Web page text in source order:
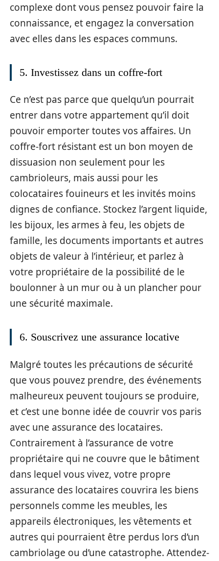
complexe dont vous pensez pouvoir faire la
connaissance, et engagez la conversation
avec elles dans les espaces communs.
5. Investissez dans un coffre-fort
Ce n’est pas parce que quelqu’un pourrait
entrer dans votre appartement qu’il doit
pouvoir emporter toutes vos affaires. Un
coffre-fort résistant est un bon moyen de
dissuasion non seulement pour les
cambrioleurs, mais aussi pour les
colocataires fouineurs et les invités moins
dignes de confiance. Stockez l’argent liquide,
les bijoux, les armes à feu, les objets de
famille, les documents importants et autres
objets de valeur à l’intérieur, et parlez à
votre propriétaire de la possibilité de le
boulonner à un mur ou à un plancher pour
une sécurité maximale.
6. Souscrivez une assurance locative
Malgré toutes les précautions de sécurité
que vous pouvez prendre, des événements
malheureux peuvent toujours se produire,
et c’est une bonne idée de couvrir vos paris
avec une assurance des locataires.
Contrairement à l’assurance de votre
propriétaire qui ne couvre que le bâtiment
dans lequel vous vivez, votre propre
assurance des locataires couvrira les biens
personnels comme les meubles, les
appareils électroniques, les vêtements et
autres qui pourraient être perdus lors d’un
cambriolage ou d’une catastrophe. Attendez-